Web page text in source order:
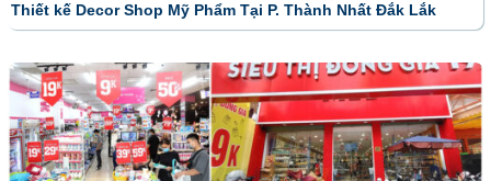
Thiết kế Decor Shop Mỹ Phẩm Tại P. Thành Nhất Đắk Lắk